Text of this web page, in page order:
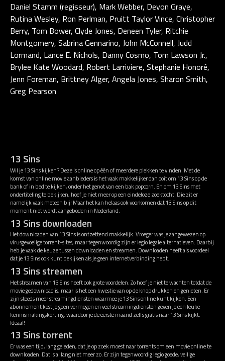
Daniel Stamm (regisseur), Mark Webber, Devon Graye,
Rutina Wesley, Ron Perlman, Pruitt Taylor Vince, Christopher
Berry, Tom Bower, Clyde Jones, Deneen Tyler, Ritchie
Montgomery, Sabrina Gennarino, John McConnell, Judd
Lormand, Lance E. Nichols, Danny Cosmo, Tom Lawson Jr.,
Brylee Kate Woodard, Robert Larriviere, Stephanie Honoré,
Jenn Foreman, Brittney Alger, Angela Jones, Sharon Smith,
Greg Pearson
13 Sins
Wil je 13 Sins kijken? Deze is online op één of meerdere plekken te vinden. Met de
komst van online movie aanbieders is het vaak makkelijker dan ooit om 13 Sins op de
bank of in bed te kijken, onder het genot van een bak popcorn. En om 13 Sins met
ondertiteling te bekijken, hoef je niet meer op een eindeloze zoektocht. Die zit er
namelijk vaak meteen bij! Maar het kan helaas ook voorkomen dat 13 Sins op dit
moment niet wordt aangeboden in Nederland.
13 Sins downloaden
Het downloaden van 13 Sins is ontzettend makkelijk. Vroeger was je aangewezen op
virusgevoelige torrent-sites, maar tegenwoordig zijn er legio legale alternatieven. Daarbij
heb je vaak de keuze tussen downloaden en streamen. Downloaden heeft als voordeel
dat je 13 Sins ook kunt bekijken als je geen internetverbinding hebt.
13 Sins streamen
Het streamen van 13 Sins heeft ook grote voordelen. Zo hoef je niet te wachten totdat de
movie gedownload is, maar is het een kwestie van op de knop drukken en genieten. Er
zijn steeds meer streamingdiensten waarmee je 13 Sins online kunt kijken. Een
abonnement kost je geen vermogen en veel streamingdiensten geven je een leuke
kennismakingskorting, waardoor je de eerste maand zelfs gratis naar 13 Sins kijkt.
Ideaal!
13 Sins torrent
Er was een tijd, lang geleden, dat je op zoek moest naar torrents om een movie online te
downloaden. Dat is al lang niet meer zo. Er zijn tegenwoordig legio goede, veilige